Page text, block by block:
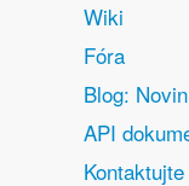
Wiki
Fóra
Blog:
API